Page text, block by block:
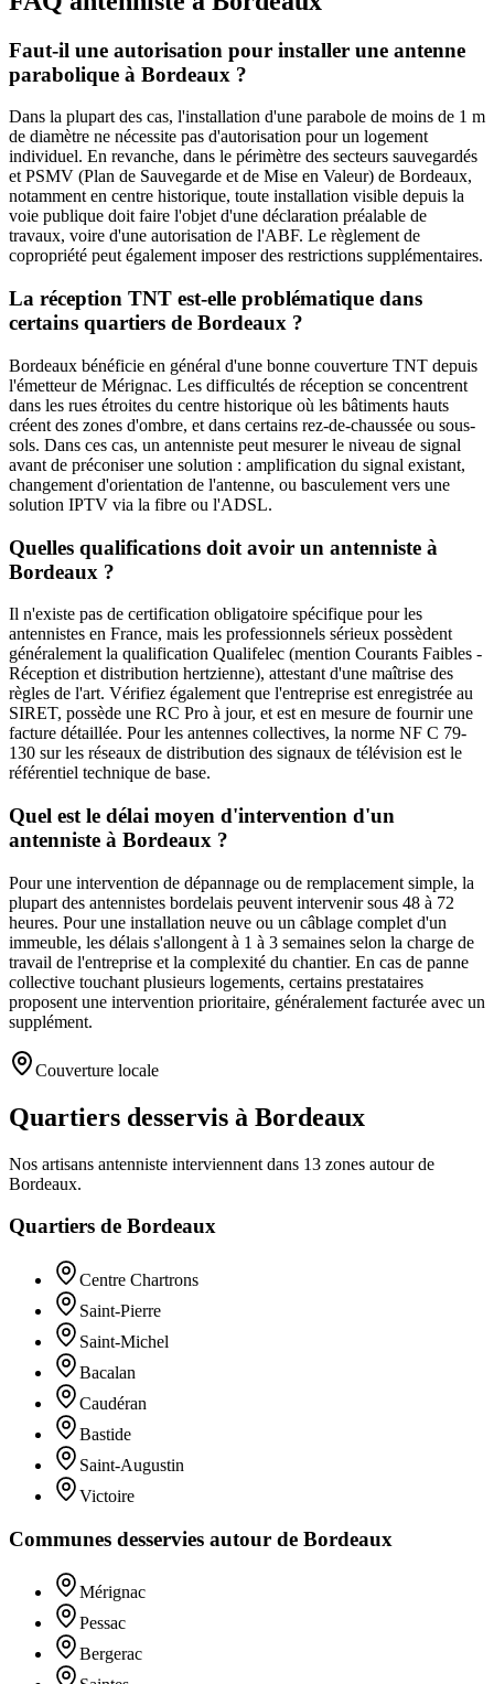
Faut-il une autorisation pour installer une antenne
parabolique à Bordeaux ?
Dans la plupart des cas, l'installation d'une parabole de moins de 1 m
de diamètre ne nécessite pas d'autorisation pour un logement
individuel. En revanche, dans le périmètre des secteurs sauvegardés
et PSMV (Plan de Sauvegarde et de Mise en Valeur) de Bordeaux,
notamment en centre historique, toute installation visible depuis la
voie publique doit faire l'objet d'une déclaration préalable de
travaux, voire d'une autorisation de l'ABF. Le règlement de
copropriété peut également imposer des restrictions supplémentaires.
La réception TNT est-elle problématique dans
certains quartiers de Bordeaux ?
Bordeaux bénéficie en général d'une bonne couverture TNT depuis
l'émetteur de Mérignac. Les difficultés de réception se concentrent
dans les rues étroites du centre historique où les bâtiments hauts
créent des zones d'ombre, et dans certains rez-de-chaussée ou sous-
sols. Dans ces cas, un antenniste peut mesurer le niveau de signal
avant de préconiser une solution : amplification du signal existant,
changement d'orientation de l'antenne, ou basculement vers une
solution IPTV via la fibre ou l'ADSL.
Quelles qualifications doit avoir un antenniste à
Bordeaux ?
Il n'existe pas de certification obligatoire spécifique pour les
antennistes en France, mais les professionnels sérieux possèdent
généralement la qualification Qualifelec (mention Courants Faibles -
Réception et distribution hertzienne), attestant d'une maîtrise des
règles de l'art. Vérifiez également que l'entreprise est enregistrée au
SIRET, possède une RC Pro à jour, et est en mesure de fournir une
facture détaillée. Pour les antennes collectives, la norme NF C 79-
130 sur les réseaux de distribution des signaux de télévision est le
référentiel technique de base.
Quel est le délai moyen d'intervention d'un
antenniste à Bordeaux ?
Pour une intervention de dépannage ou de remplacement simple, la
plupart des antennistes bordelais peuvent intervenir sous 48 à 72
heures. Pour une installation neuve ou un câblage complet d'un
immeuble, les délais s'allongent à 1 à 3 semaines selon la charge de
travail de l'entreprise et la complexité du chantier. En cas de panne
collective touchant plusieurs logements, certains prestataires
proposent une intervention prioritaire, généralement facturée avec un
supplément.
Couverture locale
Quartiers desservis à Bordeaux
Nos artisans antenniste interviennent dans 13 zones autour de
Bordeaux.
Quartiers de Bordeaux
Centre Chartrons
Saint-Pierre
Saint-Michel
Bacalan
Caudéran
Bastide
Saint-Augustin
Victoire
Communes desservies autour de Bordeaux
Mérignac
Pessac
Bergerac